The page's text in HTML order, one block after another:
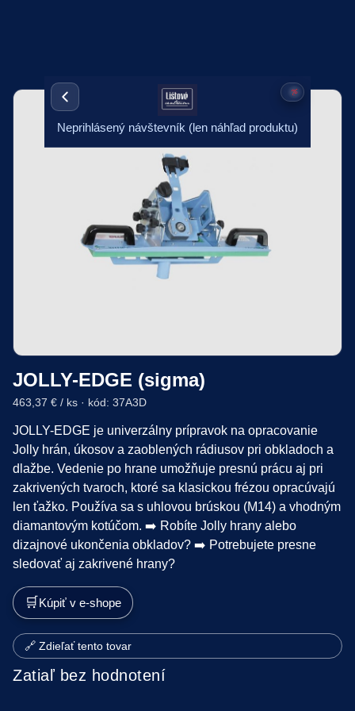
Neprihlásený návštevník (len náhľad produktu)
JOLLY-EDGE (sigma)
463,37 € / ks · kód: 37A3D
JOLLY-EDGE je univerzálny prípravok na opracovanie
Jolly hrán, úkosov a zaoblených rádiusov pri obkladoch a
dlažbe. Vedenie po hrane umožňuje presnú prácu aj pri
zakrivených tvaroch, ktoré sa klasickou frézou opracúvajú
len ťažko. Používa sa s uhlovou brúskou (M14) a vhodným
diamantovým kotúčom. ➡️ Robíte Jolly hrany alebo
dizajnové ukončenia obkladov? ➡️ Potrebujete presne
sledovať aj zakrivené hrany?
🛒Kúpiť v e-shope
🔗 Zdieľať tento tovar
Zatiaľ bez hodnotení